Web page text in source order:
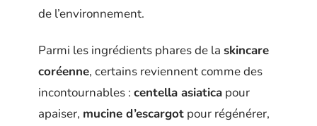
de l’environnement.
Parmi les ingrédients phares de la skincare
coréenne, certains reviennent comme des
incontournables : centella asiatica pour
apaiser, mucine d’escargot pour régénérer,